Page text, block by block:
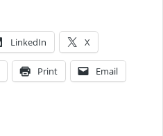
LinkedIn X
Print Email